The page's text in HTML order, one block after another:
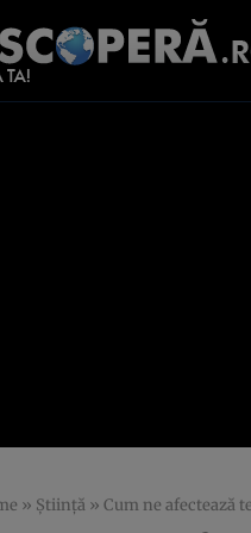
» Știință » Cum ne afectează